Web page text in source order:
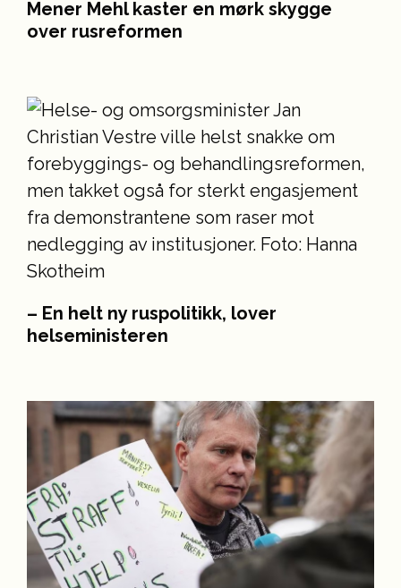
Mener Mehl kaster en mørk skygge
over rusreformen
– En helt ny ruspolitikk, lover
helseministeren